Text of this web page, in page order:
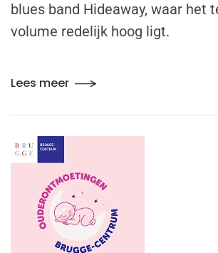
blues band Hideaway, waar het
volume redelijk hoog ligt.
Lees meer